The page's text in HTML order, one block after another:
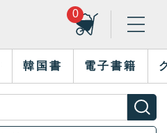
0
韓国書 電子書籍